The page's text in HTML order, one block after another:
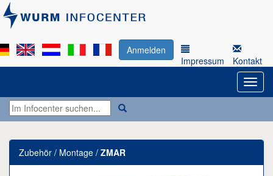
Anmelden
Impressum
Kontakt
Zubehör / Montage / ZMAR